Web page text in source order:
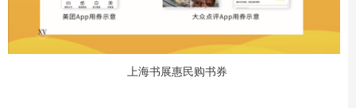
上海书展惠民购书券